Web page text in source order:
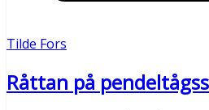
Tilde Fors
Råttan på